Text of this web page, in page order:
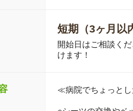
短期（3ヶ月以
開始日はご相談く
けます！
≪病院でちょっと